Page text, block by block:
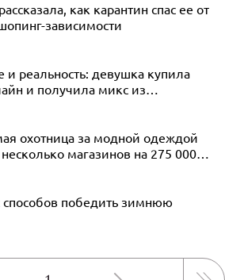
как карантин спас ее от
зависимости
реальность: девушка купила
и получила микс из
и вечерней пары
охотница за модной одеждой
магазинов на 275 000
наказания
способов победить зимнюю